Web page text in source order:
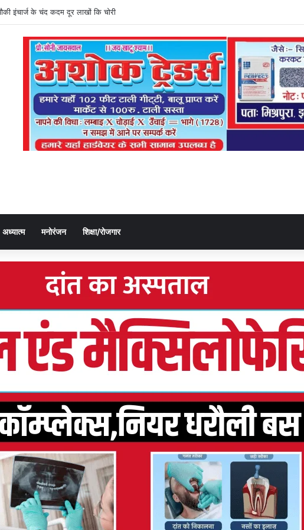
के शिकायत से नहीं है वास्ता, उपस्थिति रजिस्टर पर सिग्नेचर कर देखते है रील
अध्यात्म मनोरंजन शिक्षा/रोजगार